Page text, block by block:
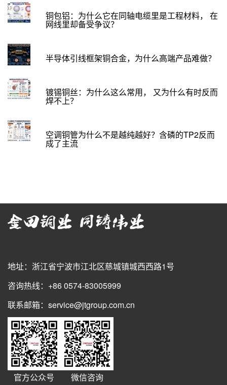
铜包铝：为什么它在同轴电缆里是工程材料， 在
网线里却备受争议？
半导体引线框架铜合金，为什么高端产品难做？
镀锡铜丝：为什么这么常用， 又为什么有时反而
焊不上？
空调铜管为什么不是越纯越好？含磷的TP2反而
成了主流
地址：浙江省宁波市江北区慈城镇城西西路1号
咨询热线：+86 0574-83005999
联系邮箱：service@jtgroup.com.cn
官方公众号 微信咨询